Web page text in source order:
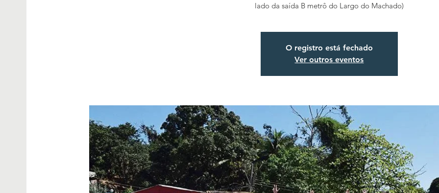
lado da saída B metrô do Largo do Machado)
O registro está fechado
Ver outros eventos